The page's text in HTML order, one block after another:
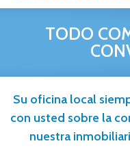
TODO
Su oficina local
con usted sobre la
nuestra